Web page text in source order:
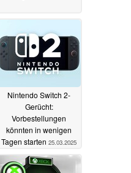
Nintendo Switch 2-
Gerücht:
Vorbestellungen
könnten in wenigen
Tagen starten 25.03.2025